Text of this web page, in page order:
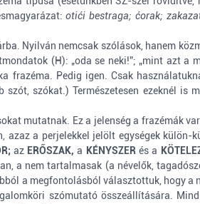
otići bestraga; ćorak;
Nyilván nemcsak szólások, hanem
(H): „oda se neki!”; „mint azt a
frazéma. Pedig igen. Csak
szókat.) Természetesen ezeknél is
mutatnak. Ez a jelenség a frazémák
a perjelekkel jelölt egységek külön-
az ERŐSZAK, a KÉNYSZER és a
a nem tartalmasak (a névelők,
a megfontolásból választottuk, hogy a
szómutató összeállítására.